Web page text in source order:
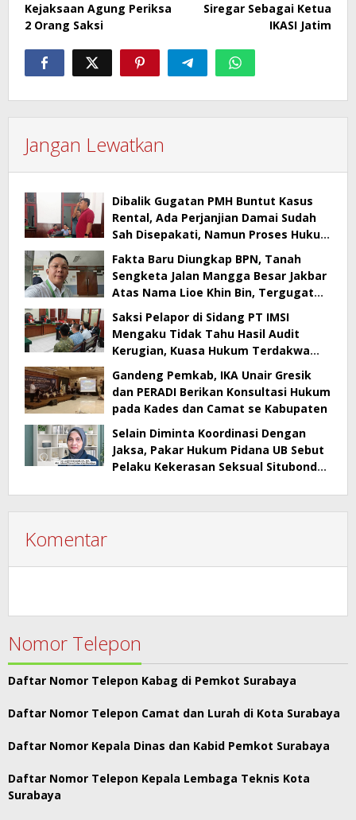
Kejaksaan Agung Periksa
2 Orang Saksi
Siregar Sebagai Ketua
IKASI Jatim
Jangan Lewatkan
Dibalik Gugatan PMH Buntut Kasus
Rental, Ada Perjanjian Damai Sudah
Sah Disepakati, Namun Proses Hukum
Berlanjut
Fakta Baru Diungkap BPN, Tanah
Sengketa Jalan Mangga Besar Jakbar
Atas Nama Lioe Khin Bin, Tergugat
Tak Bisa Buktikan Kepemilikan
Saksi Pelapor di Sidang PT IMSI
Mengaku Tidak Tahu Hasil Audit
Kerugian, Kuasa Hukum Terdakwa
Sebut Banyak Kejanggalan
Gandeng Pemkab, IKA Unair Gresik
dan PERADI Berikan Konsultasi Hukum
pada Kades dan Camat se Kabupaten
Selain Diminta Koordinasi Dengan
Jaksa, Pakar Hukum Pidana UB Sebut
Pelaku Kekerasan Seksual Situbondo
Komentar
Nomor Telepon
Daftar Nomor Telepon Kabag di Pemkot Surabaya
Daftar Nomor Telepon Camat dan Lurah di Kota Surabaya
Daftar Nomor Kepala Dinas dan Kabid Pemkot Surabaya
Daftar Nomor Telepon Kepala Lembaga Teknis Kota
Surabaya